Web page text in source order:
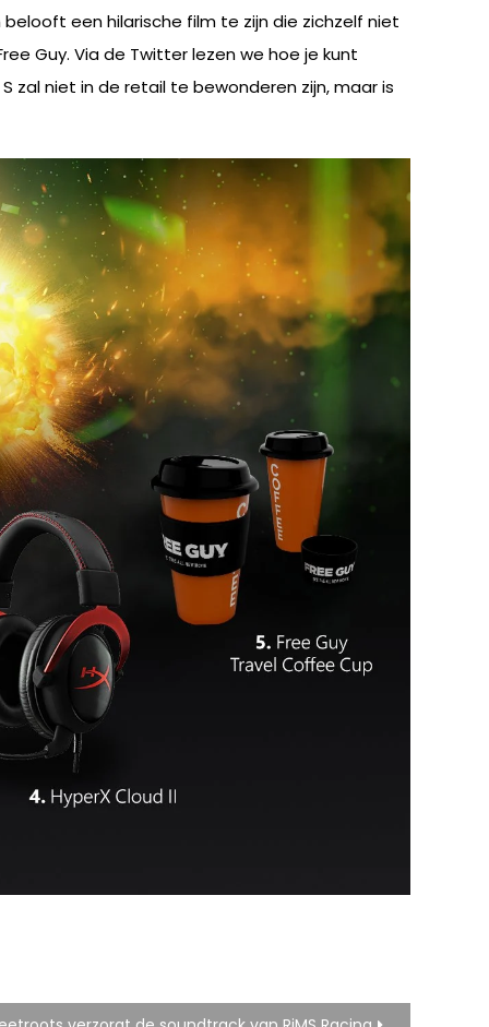
belooft een hilarische film te zijn die zichzelf niet
Guy. Via de Twitter lezen we hoe je kunt
zal niet in de retail te bewonderen zijn, maar is